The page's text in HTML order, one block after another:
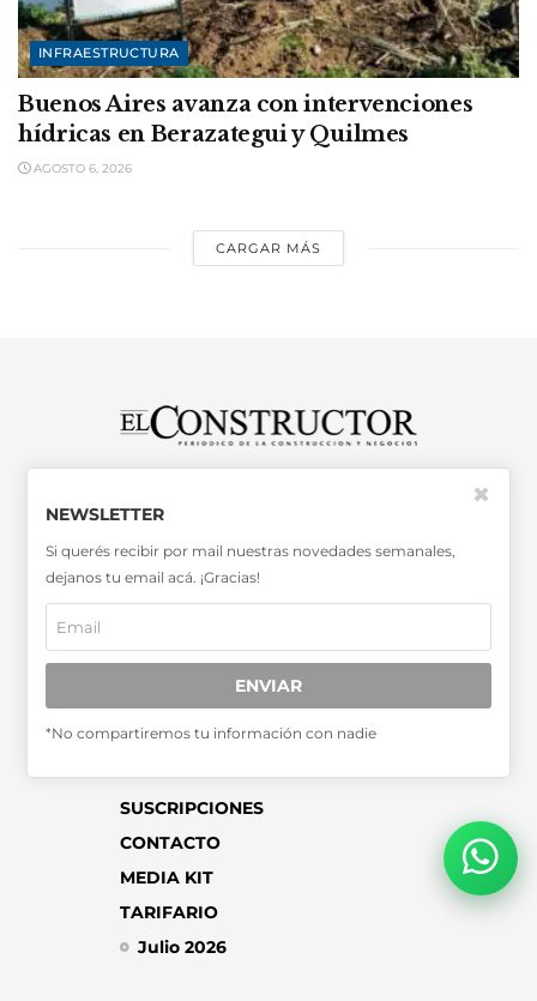
INFRAESTRUCTURA
Buenos Aires avanza con intervenciones
hídricas en Berazategui y Quilmes
AGOSTO 6, 2026
CARGAR MÁS
OTRAS PUBLICACIONES >>
ADEPA
SUSCRIPCIONES
CONTACTO
MEDIA KIT
TARIFARIO
Julio 2026
NEWSLETTER
Si querés recibir por mail nuestras novedades semanales,
dejanos tu email acá. ¡Gracias!
ENVIAR
*No compartiremos tu información con nadie
✖